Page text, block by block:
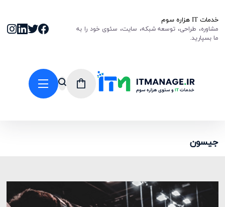
خدمات IT هزاره سوم
مشاوره، طراحی، توسعه شبکه، سایت، سئوی خود را به
ما بسپارید.
جیسون